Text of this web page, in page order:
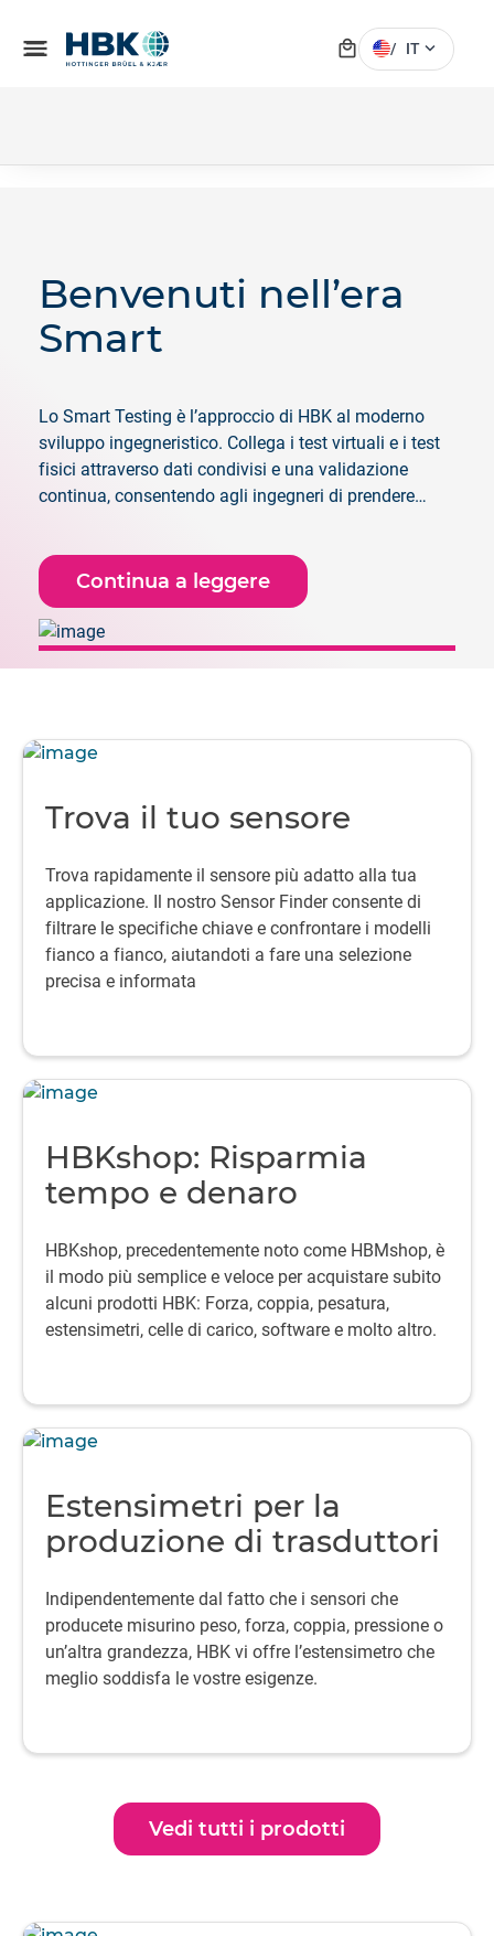
menu local_mall / IT expand_more
Benvenuti nell’era
Smart
Lo Smart Testing è l’approccio di HBK al moderno
sviluppo ingegneristico. Collega i test virtuali e i test
fisici attraverso dati condivisi e una validazione
continua, consentendo agli ingegneri di prendere
Continua a leggere
Trova il tuo sensore
Trova rapidamente il sensore più adatto alla tua
applicazione. Il nostro Sensor Finder consente di
filtrare le specifiche chiave e confrontare i modelli
fianco a fianco, aiutandoti a fare una selezione
precisa e informata
HBKshop: Risparmia
tempo e denaro
HBKshop, precedentemente noto come HBMshop, è
il modo più semplice e veloce per acquistare subito
alcuni prodotti HBK: Forza, coppia, pesatura,
estensimetri, celle di carico, software e molto altro.
Estensimetri per la
produzione di trasduttori
Indipendentemente dal fatto che i sensori che
producete misurino peso, forza, coppia, pressione o
un’altra grandezza, HBK vi offre l’estensimetro che
meglio soddisfa le vostre esigenze.
Vedi tutti i prodotti